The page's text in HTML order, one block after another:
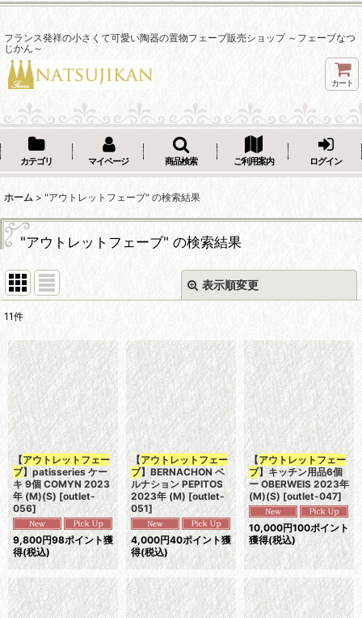
フランス発祥の小さくて可愛い陶器の置物フェーブ販売ショップ ～フェーブなつ
じかん～
カート
カテゴリ マイページ 商品検索 ご利用案内 ログイン
ホーム > "アウトレットフェーブ" の検索結果
"アウトレットフェーブ" の検索結果
表示順変更
表示数:
並び順 :
絞り込む
11件
【アウトレットフェー
ブ】patisseries ケー
キ 9個 COMYN 2023
年 (M)(S) [outlet-
056]
9,800円98ポイント獲
得(税込)
【アウトレットフェー
ブ】BERNACHON ベ
ルナション PEPITOS
2023年 (M) [outlet-
051]
4,000円40ポイント獲
得(税込)
【アウトレットフェー
ブ】キッチン用品6個
ー OBERWEIS 2023年
(M)(S) [outlet-047]
10,000円100ポイント
獲得(税込)